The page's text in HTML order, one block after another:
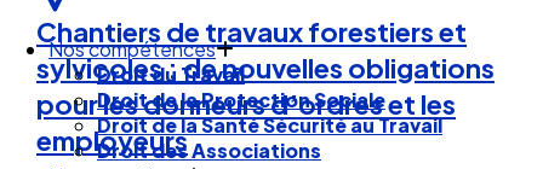
Nos compétences
Droit du Travail
Droit de la Protection Sociale
Droit de la Santé Sécurité au Travail
Droit des Associations
Chantiers de travaux forestiers et
sylvicoles : de nouvelles obligations
pour les donneurs d’ordres et les
employeurs